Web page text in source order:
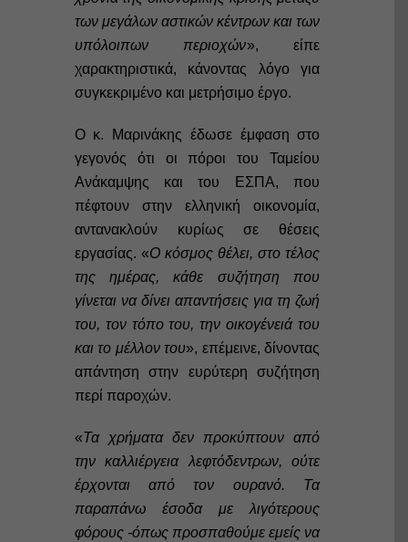
των μεγάλων αστικών κέντρων και των
υπόλοιπων περιοχών», είπε
χαρακτηριστικά, κάνοντας λόγο για
συγκεκριμένο και μετρήσιμο έργο.
Ο κ. Μαρινάκης έδωσε έμφαση στο
γεγονός ότι οι πόροι του Ταμείου
Ανάκαμψης και του ΕΣΠΑ, που
πέφτουν στην ελληνική οικονομία,
αντανακλούν κυρίως σε θέσεις
εργασίας. «Ο κόσμος θέλει, στο τέλος
της ημέρας, κάθε συζήτηση που
γίνεται να δίνει απαντήσεις για τη ζωή
του, τον τόπο του, την οικογένειά του
και το μέλλον του», επέμεινε, δίνοντας
απάντηση στην ευρύτερη συζήτηση
περί παροχών.
«Τα χρήματα δεν προκύπτουν από
την καλλιέργεια λεφτόδεντρων, ούτε
έρχονται από τον ουρανό. Τα
παραπάνω έσοδα με λιγότερους
φόρους -όπως προσπαθούμε εμείς να